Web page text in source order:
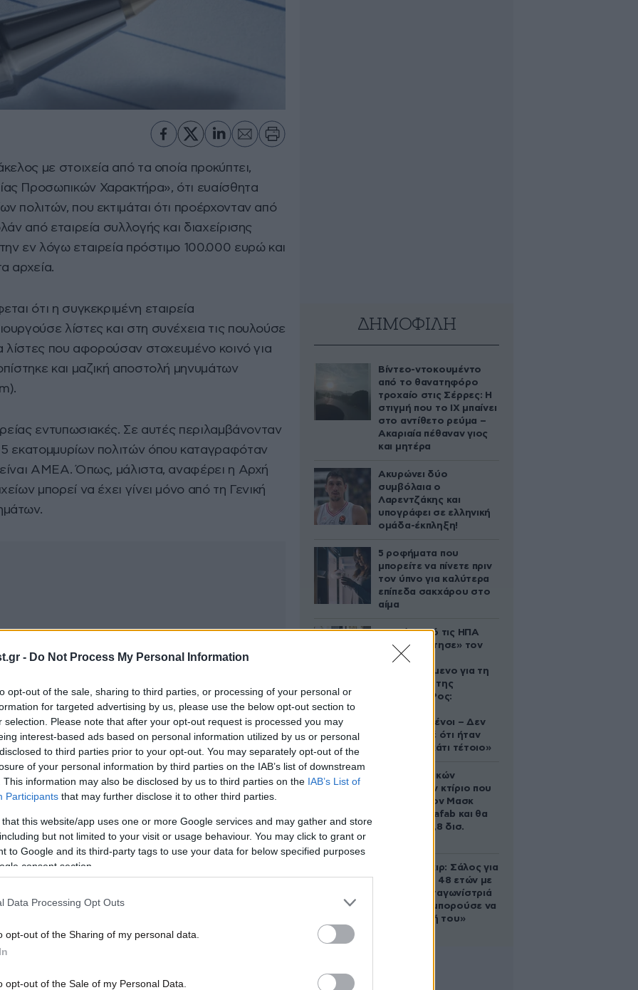
- Do Not Process My Personal Information
opt-out of the sale, sharing to third parties, or processing of your personal or
for targeted advertising by us, please use the below opt-out section to
selection. Please note that after your opt-out request is processed you may
interest-based ads based on personal information utilized by us or personal
to third parties prior to your opt-out. You may separately opt-out of the
of your personal information by third parties on the IAB’s list of downstream
This information may also be disclosed by us to third parties on the IAB’s List of
Participants that may further disclose it to other third parties.
that this website/app uses one or more Google services and may gather and store
but not limited to your visit or usage behaviour. You may click to grant or
to Google and its third-party tags to use your data for below specified purposes
consent section.
Data Processing Opt Outs
opt-out of the Sharing of my personal data.
opt-out of the Sale of my Personal Data.
με στοιχεία από τα οποία προκύπτει,
Προσωπικών Χαρακτήρα», ότι ευαίσθητα
πολιτών, που εκτιμάται ότι προέρχονταν από
από εταιρεία συλλογής και διαχείρισης
εν λόγω εταιρεία πρόστιμο 100.000 ευρώ και
αρχεία.
ότι η συγκεκριμένη εταιρεία
λίστες και στη συνέχεια τις πουλούσε
λίστες που αφορούσαν στοχευμένο κοινό για
και μαζική αποστολή μηνυμάτων
εντυπωσιακές. Σε αυτές περιλαμβάνονταν
εκατομμυρίων πολιτών όπου καταγραφόταν
ΑΜΕΑ. Όπως, μάλιστα, αναφέρει η Αρχή
μπορεί να έχει γίνει μόνο από τη Γενική
ΔΗΜΟΦΙΛΗ
Βίντεο-ντοκουμέντο
από το θανατηφόρο
τροχαίο στις Σέρρες: Η
στιγμή που το ΙΧ μπαίνει
στο αντίθετο ρεύμα –
Ακαριαία πέθαναν γιος
και μητέρα
Ακυρώνει δύο
συμβόλαια ο
Λαρεντζάκης και
υπογράφει σε ελληνική
ομάδα-έκπληξη!
5 ροφήματα που
μπορείτε να πίνετε πριν
τον ύπνο για καλύτερα
επίπεδα σακχάρου στο
αίμα
Ζευγάρι από τις ΗΠΑ
που «υιοθέτησε» τον
Αφγανό
κατηγορούμενο για τη
δολοφονία της
Ελίζαμπεθ Ρος:
συντετριμμένοι – Δεν
έδειξε ποτέ ότι ήταν
ικανός για κάτι τέτοιο»
Το φαραωνικών
διαστάσεων κτίριο που
χτίζει ο Έλον Μασκ
λέγεται Terafab και θα
κοστίσει 16,8 δισ.
Ρίτσαρντ Γκιρ: Σάλος για
τη διαφορά 48 ετών με
τη συμπρωταγωνίστριά
του – «Θα μπορούσε να
είναι εγγονή του»